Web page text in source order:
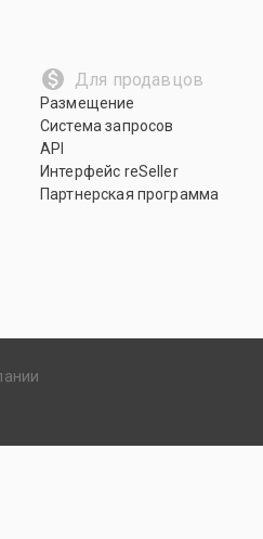
Для продавцов
Размещение
Система запросов
API
Интерфейс reSeller
Партнерская программа